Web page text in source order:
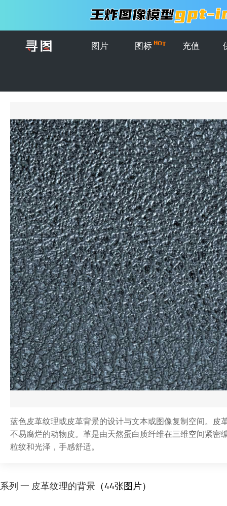
图片 图标 充值
蓝色皮革纹理或皮革背景的设计与文本或图像复制空间。
不易腐烂的动物皮。革是由天然蛋白质纤维在三维空间紧
粒纹和光泽，手感舒适。
系列 一 皮革纹理的背景 （44张图片）